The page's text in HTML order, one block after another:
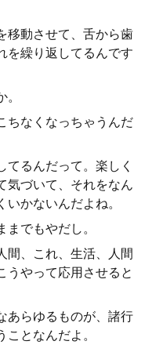
移動させて、舌から歯
を繰り返してるんです
ちなくなっちゃうんだ
てるんだって。楽しく
気づいて、それをなん
かないんだよね。
でもやだし。
間、これ、生活、人間
うやって応用させると
あらゆるものが、諸行
となんだよ。